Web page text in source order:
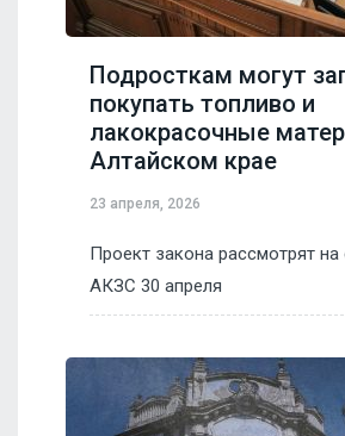
Подросткам могут
покупать топливо и
лакокрасочные
Алтайском крае
23 апреля, 2026
Проект закона рассмотрят на
АКЗС 30 апреля